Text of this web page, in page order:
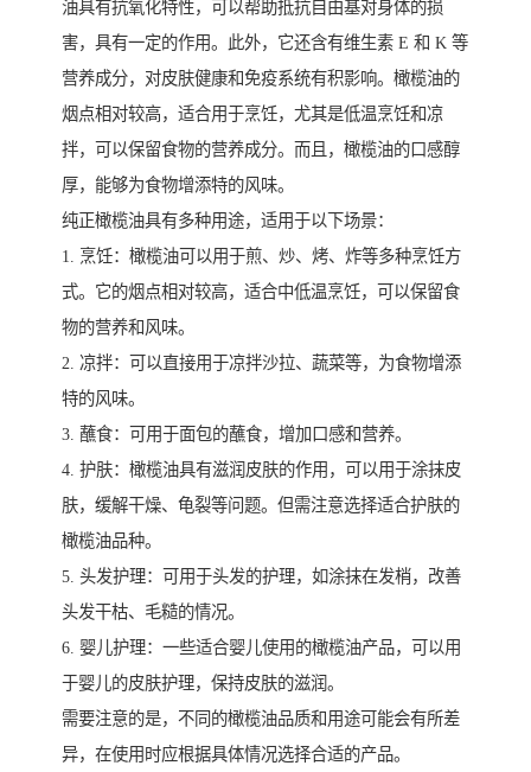
油具有抗氧化特性，可以帮助抵抗自由基对身体的损
害，具有一定的作用。此外，它还含有维生素 E 和 K 等
营养成分，对皮肤健康和免疫系统有积影响。橄榄油的
烟点相对较高，适合用于烹饪，尤其是低温烹饪和凉
拌，可以保留食物的营养成分。而且，橄榄油的口感醇
厚，能够为食物增添特的风味。
纯正橄榄油具有多种用途，适用于以下场景：
1. 烹饪：橄榄油可以用于煎、炒、烤、炸等多种烹饪方
式。它的烟点相对较高，适合中低温烹饪，可以保留食
物的营养和风味。
2. 凉拌：可以直接用于凉拌沙拉、蔬菜等，为食物增添
特的风味。
3. 蘸食：可用于面包的蘸食，增加口感和营养。
4. 护肤：橄榄油具有滋润皮肤的作用，可以用于涂抹皮
肤，缓解干燥、龟裂等问题。但需注意选择适合护肤的
橄榄油品种。
5. 头发护理：可用于头发的护理，如涂抹在发梢，改善
头发干枯、毛糙的情况。
6. 婴儿护理：一些适合婴儿使用的橄榄油产品，可以用
于婴儿的皮肤护理，保持皮肤的滋润。
需要注意的是，不同的橄榄油品质和用途可能会有所差
异，在使用时应根据具体情况选择合适的产品。